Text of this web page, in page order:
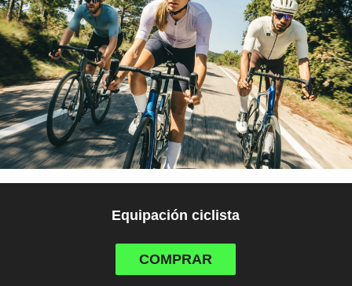
Equipación ciclista
COMPRAR